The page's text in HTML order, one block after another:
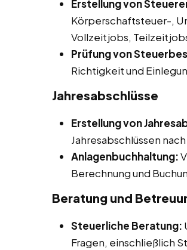
Erstellung von
Körperschaftsteuer-,
Vollzeitjobs,
Prüfung von
Richtigkeit und
Jahresabschlüsse
Erstellung von
Jahresabschlüssen
Anlagenbuchhaltung:
Berechnung und
Beratung und
Steuerliche Beratung:
Fragen, einschließlich